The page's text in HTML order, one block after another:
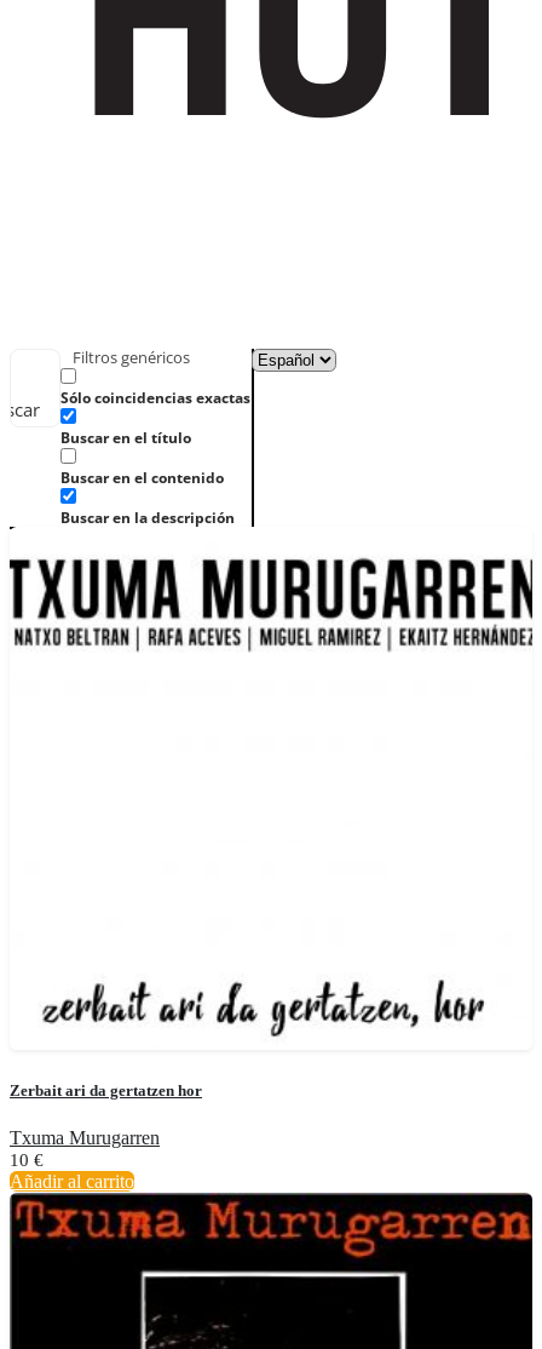
Filtros genéricos
Sólo coincidencias exactas
Buscar en el título
Buscar en el contenido
Buscar en la descripción
Zerbait ari da gertatzen hor
Txuma Murugarren
10 €
Añadir al carrito